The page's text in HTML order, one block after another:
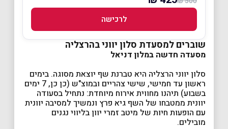
לרכישה
שוברים למסעדת סלון יווני בהרצליה
מסעדה חדשה במלון דניאל
סלון יווני הרצליה היא טברנת שף יוצאת מסוגה. בימים
ראשון עד חמישי, שישי צהריים ובמוצ"ש (כן כן, 7 ימים
בשבוע) תיהנו מחווית אירוח מיוחדת: נתחיל בסעודה
יוונית ממטבחו של השף גיא פרץ ונמשיך למסיבה יוונית
עם הופעות חיות של מיטב זמרי יוון בליווי נגנים
מובילים.